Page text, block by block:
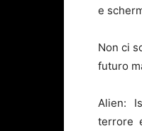
e
Non ci
futuro
Alien:
terrore